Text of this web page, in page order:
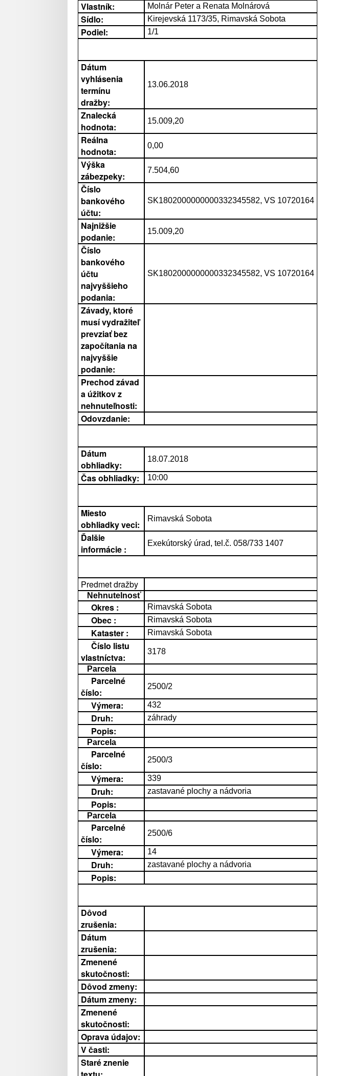
Vlastník: Molnár Peter a Renata Molnárová
Sídlo: Kirejevská 1173/35, Rimavská Sobota
Podiel: 1/1
Dátum
vyhlásenia
termínu
dražby:
13.06.2018
Znalecká
hodnota:
15.009,20
Reálna
hodnota:
0,00
Výška
zábezpeky:
7.504,60
Číslo
bankového
účtu:
SK1802000000000332345582, VS 10720164
Najnižšie
podanie:
15.009,20
Číslo
bankového
účtu
najvyššieho
podania:
SK1802000000000332345582, VS 10720164
Závady, ktoré
musí vydražiteľ
prevziať bez
započítania na
najvyššie
podanie:
Prechod závad
a úžitkov z
nehnuteľnosti:
Odovzdanie:
Dátum
obhliadky:
18.07.2018
Čas obhliadky: 10:00
Miesto
obhliadky veci:
Rimavská Sobota
Ďalšie
informácie :
Exekútorský úrad, tel.č. 058/733 1407
Predmet dražby
Nehnutelnosť
Okres : Rimavská Sobota
Obec : Rimavská Sobota
Kataster : Rimavská Sobota
Číslo listu
vlastníctva:
3178
Parcela
Parcelné
číslo:
2500/2
Výmera: 432
Druh: záhrady
Popis:
Parcela
Parcelné
číslo:
2500/3
Výmera: 339
Druh: zastavané plochy a nádvoria
Popis:
Parcela
Parcelné
číslo:
2500/6
Výmera: 14
Druh: zastavané plochy a nádvoria
Popis:
Dôvod
zrušenia:
Dátum
zrušenia:
Zmenené
skutočnosti:
Dôvod zmeny:
Dátum zmeny:
Zmenené
skutočnosti:
Oprava údajov:
V časti:
Staré znenie